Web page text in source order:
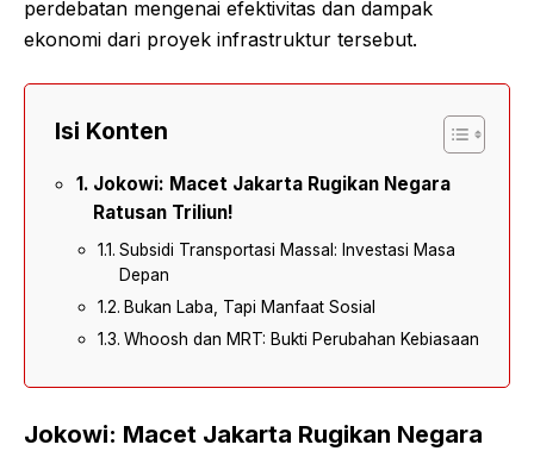
perdebatan mengenai efektivitas dan dampak
ekonomi dari proyek infrastruktur tersebut.
Isi Konten
Jokowi: Macet Jakarta Rugikan Negara
Ratusan Triliun!
Subsidi Transportasi Massal: Investasi Masa
Depan
Bukan Laba, Tapi Manfaat Sosial
Whoosh dan MRT: Bukti Perubahan Kebiasaan
Jokowi: Macet Jakarta Rugikan Negara